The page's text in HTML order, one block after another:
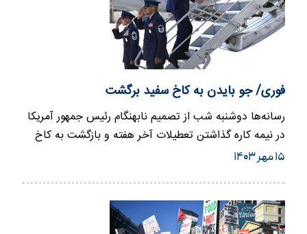
فوری/ جو بایدن به کاخ سفید برگشت
رسانه‌ها دوشنبه شب از تصمیم نابهنگام رئیس جمهور آمریکا
در نیمه کاره گذاشتن تعطیلات آخر هفته و بازگشت به کاخ
سفید خبر دا…
۱۵ مهر ۱۴۰۳